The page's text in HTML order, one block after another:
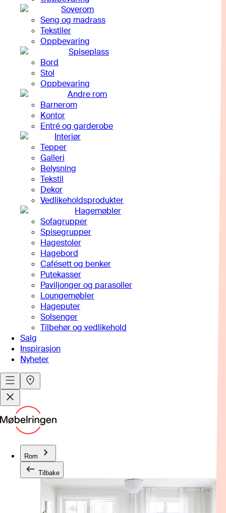
Soverom
Seng og madrass
Tekstiler
Oppbevaring
Spiseplass
Bord
Stol
Oppbevaring
Andre rom
Barnerom
Kontor
Entré og garderobe
Interiør
Tepper
Galleri
Belysning
Tekstil
Dekor
Vedlikeholdsprodukter
Hagemøbler
Sofagrupper
Spisegrupper
Hagestoler
Hagebord
Cafésett og benker
Putekasser
Paviljonger og parasoller
Loungemøbler
Hageputer
Solsenger
Tilbehør og vedlikehold
Salg
Inspirasjon
Nyheter
Rom
Tilbake